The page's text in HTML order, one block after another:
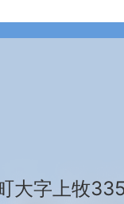
大字上牧